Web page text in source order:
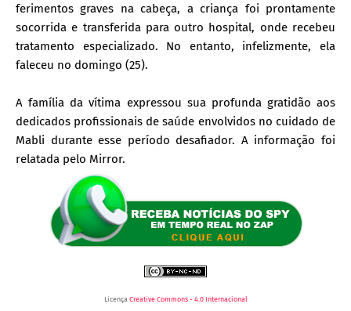
ferimentos graves na cabeça, a criança foi prontamente
socorrida e transferida para outro hospital, onde recebeu
tratamento especializado. No entanto, infelizmente, ela
faleceu no domingo (25).
A família da vítima expressou sua profunda gratidão aos
dedicados profissionais de saúde envolvidos no cuidado de
Mabli durante esse período desafiador. A informação foi
relatada pelo Mirror.
Licença Creative Commons - 4.0 Internacional